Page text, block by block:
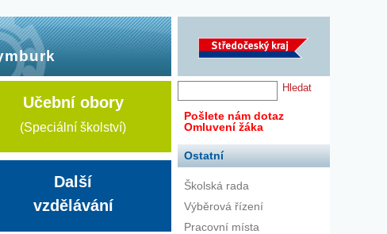
Učební obory
(Speciální školství)
Další
vzdělávání
Pošlete nám dotaz
Omluvení žáka
Ostatní
Školská rada
Výběrová řízení
Pracovní místa